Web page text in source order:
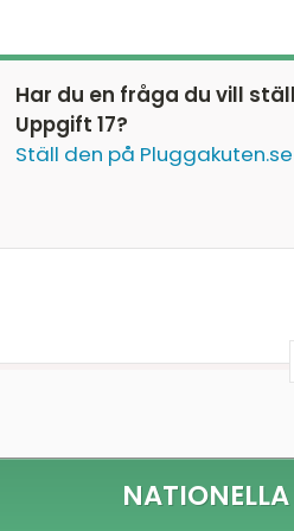
stora."
Har du en fråga du vill
Uppgift 17?
Ställ den på Pluggakuten.se